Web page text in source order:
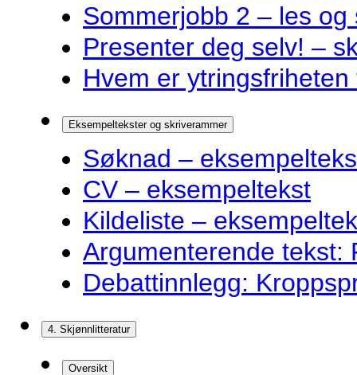
Sommerjobb 2 – les og
Presenter deg selv! –
Hvem er
Eksempeltekster og skriverammer
Søknad –
CV – eksempeltekst
Kildeliste –
Argumenterende tekst:
Debattinnlegg:
4. Skjønnlitteratur
Oversikt